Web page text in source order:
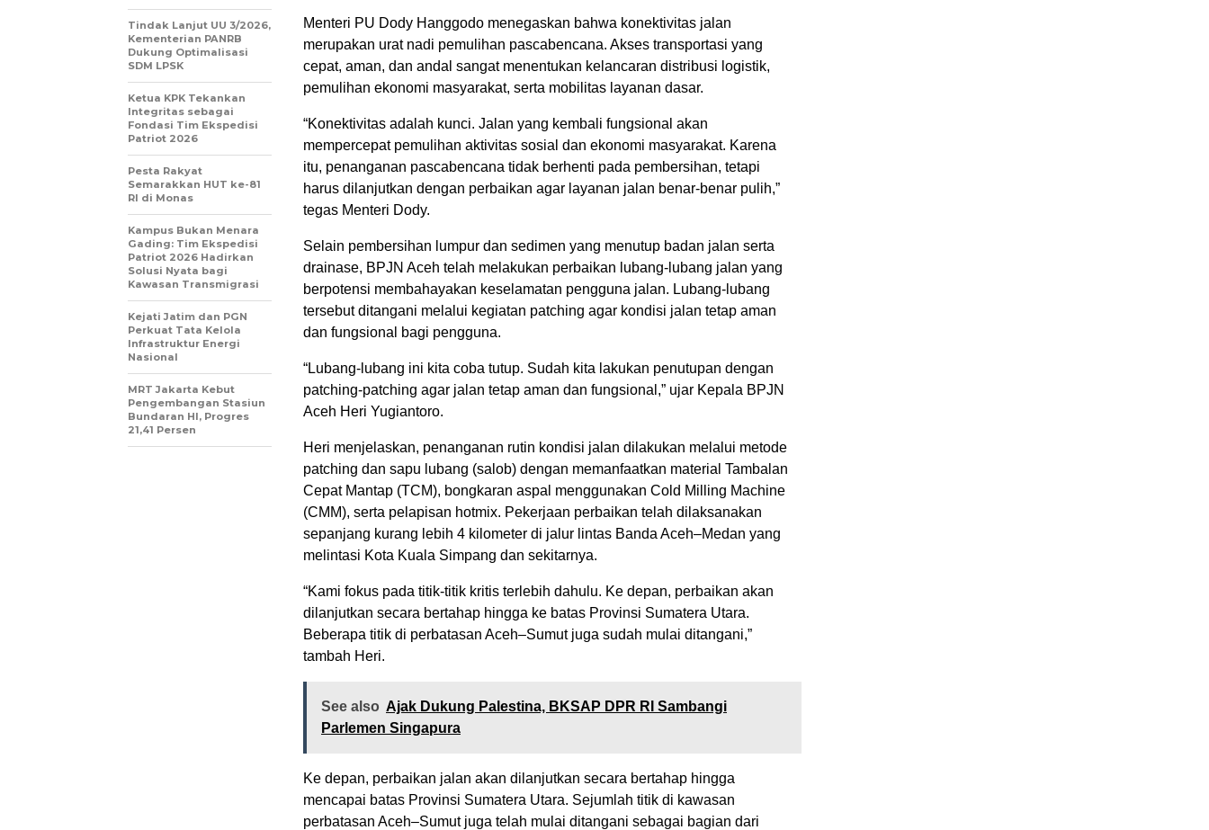
Menteri PU Dody Hanggodo menegaskan bahwa konektivitas jalan
merupakan urat nadi pemulihan pascabencana. Akses transportasi yang
cepat, aman, dan andal sangat menentukan kelancaran distribusi logistik,
pemulihan ekonomi masyarakat, serta mobilitas layanan dasar.
“Konektivitas adalah kunci. Jalan yang kembali fungsional akan
mempercepat pemulihan aktivitas sosial dan ekonomi masyarakat. Karena
itu, penanganan pascabencana tidak berhenti pada pembersihan, tetapi
harus dilanjutkan dengan perbaikan agar layanan jalan benar-benar pulih,”
tegas Menteri Dody.
Selain pembersihan lumpur dan sedimen yang menutup badan jalan serta
drainase, BPJN Aceh telah melakukan perbaikan lubang-lubang jalan yang
berpotensi membahayakan keselamatan pengguna jalan. Lubang-lubang
tersebut ditangani melalui kegiatan patching agar kondisi jalan tetap aman
dan fungsional bagi pengguna.
“Lubang-lubang ini kita coba tutup. Sudah kita lakukan penutupan dengan
patching-patching agar jalan tetap aman dan fungsional,” ujar Kepala BPJN
Aceh Heri Yugiantoro.
Heri menjelaskan, penanganan rutin kondisi jalan dilakukan melalui metode
patching dan sapu lubang (salob) dengan memanfaatkan material Tambalan
Cepat Mantap (TCM), bongkaran aspal menggunakan Cold Milling Machine
(CMM), serta pelapisan hotmix. Pekerjaan perbaikan telah dilaksanakan
sepanjang kurang lebih 4 kilometer di jalur lintas Banda Aceh–Medan yang
melintasi Kota Kuala Simpang dan sekitarnya.
“Kami fokus pada titik-titik kritis terlebih dahulu. Ke depan, perbaikan akan
dilanjutkan secara bertahap hingga ke batas Provinsi Sumatera Utara.
Beberapa titik di perbatasan Aceh–Sumut juga sudah mulai ditangani,”
tambah Heri.
See also Ajak Dukung Palestina, BKSAP DPR RI Sambangi
Parlemen Singapura
Ke depan, perbaikan jalan akan dilanjutkan secara bertahap hingga
mencapai batas Provinsi Sumatera Utara. Sejumlah titik di kawasan
perbatasan Aceh–Sumut juga telah mulai ditangani sebagai bagian dari
Tindak Lanjut UU 3/2026,
Kementerian PANRB
Dukung Optimalisasi
SDM LPSK
Ketua KPK Tekankan
Integritas sebagai
Fondasi Tim Ekspedisi
Patriot 2026
Pesta Rakyat
Semarakkan HUT ke-81
RI di Monas
Kampus Bukan Menara
Gading: Tim Ekspedisi
Patriot 2026 Hadirkan
Solusi Nyata bagi
Kawasan Transmigrasi
Kejati Jatim dan PGN
Perkuat Tata Kelola
Infrastruktur Energi
Nasional
MRT Jakarta Kebut
Pengembangan Stasiun
Bundaran HI, Progres
21,41 Persen